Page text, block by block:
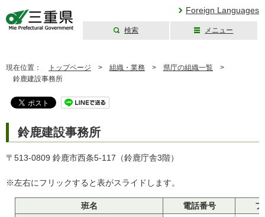
Foreign Languages
検索 メニュー
現在位置： トップページ > 組織・業務 > 県庁の組織一覧 >
鈴鹿建設事務所
鈴鹿建設事務所
〒513-0809 鈴鹿市西条5-117（鈴鹿庁舎3階）
※左右にフリックすると表がスライドします。
班名 電話番号